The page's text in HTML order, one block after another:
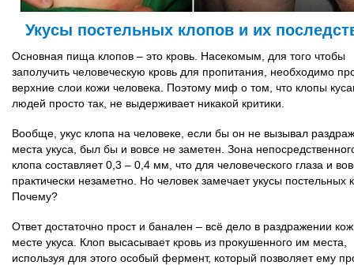
Укусы постельных клопов и их
Основная пища клопов – это кровь. Насекомым, для того чтобы
заполучить человеческую кровь для пропитания, необходимо
верхние слои кожи человека. Поэтому миф о том, что клопы
людей просто так, не выдерживает никакой критики.
Вообще, укус клопа на человеке, если бы он не вызывал
места укуса, был бы и вовсе не заметен. Зона
клопа составляет 0,3 – 0,4 мм, что для человеческого глаза и
практически незаметно. Но человек замечает укусы постельных
Почему?
Ответ достаточно прост и банален – всё дело в раздражении
месте укуса. Клоп высасывает кровь из прокушенного им места,
используя для этого особый фермент, который позволяет ему